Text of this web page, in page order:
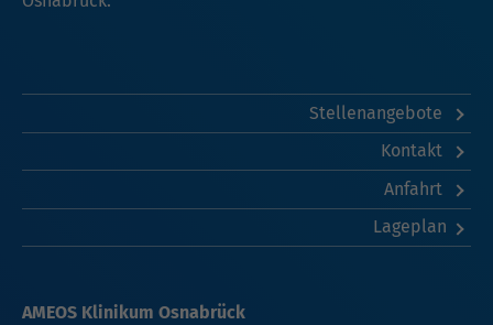
Stellenangebote
Kontakt
Anfahrt
Lageplan
AMEOS Klinikum Osnabrück